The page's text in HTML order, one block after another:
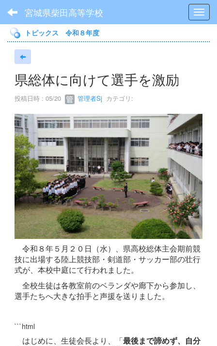
宮城県柴田高等学校
トピックス 令和８年度
県総体に向けて選手を激励
投稿日時 : 05/20 管理者Sj カテゴリ:
令和８年５月２０日（水）、県高校総体主会期前競
技に出場する陸上競技部・剣道部・サッカー部の壮行
式が、本校中庭にて行われました。
全校生徒は各教室前のベランダや廊下から参加し、
選手たちへ大きな拍手と声援を送りました。
```html
はじめに、生徒会長より、「 最後まで諦めず、自分